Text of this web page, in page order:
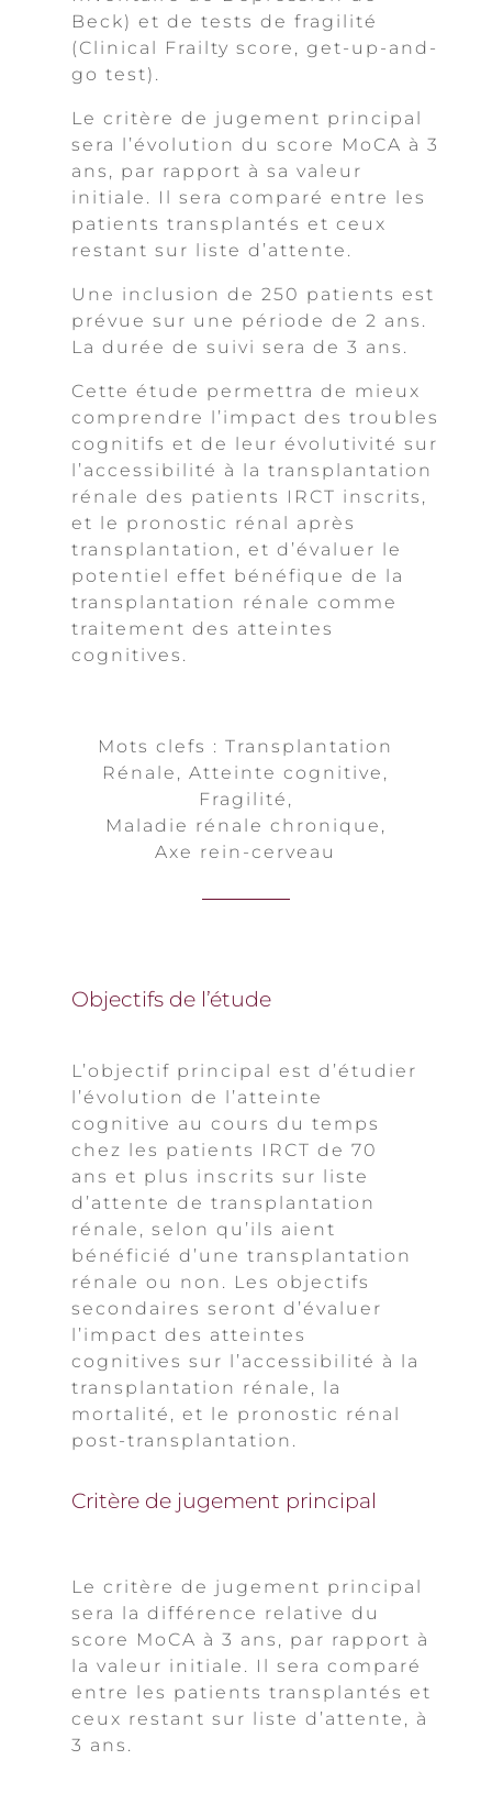
Beck) et de tests de fragilité
(Clinical Frailty score, get-up-and-
go test).
Le critère de jugement principal
sera l’évolution du score MoCA à 3
ans, par rapport à sa valeur
initiale. Il sera comparé entre les
patients transplantés et ceux
restant sur liste d’attente.
Une inclusion de 250 patients est
prévue sur une période de 2 ans.
La durée de suivi sera de 3 ans.
Cette étude permettra de mieux
comprendre l’impact des troubles
cognitifs et de leur évolutivité sur
l’accessibilité à la transplantation
rénale des patients IRCT inscrits,
et le pronostic rénal après
transplantation, et d’évaluer le
potentiel effet bénéfique de la
transplantation rénale comme
traitement des atteintes
cognitives.
Mots clefs : Transplantation
Rénale, Atteinte cognitive,
Fragilité,
Maladie rénale chronique,
Axe rein-cerveau
Objectifs de l’étude
L’objectif principal est d’étudier
l’évolution de l’atteinte
cognitive au cours du temps
chez les patients IRCT de 70
ans et plus inscrits sur liste
d’attente de transplantation
rénale, selon qu’ils aient
bénéficié d’une transplantation
rénale ou non. Les objectifs
secondaires seront d’évaluer
l’impact des atteintes
cognitives sur l’accessibilité à la
transplantation rénale, la
mortalité, et le pronostic rénal
post-transplantation.
Critère de jugement principal
Le critère de jugement principal
sera la différence relative du
score MoCA à 3 ans, par rapport à
la valeur initiale. Il sera comparé
entre les patients transplantés et
ceux restant sur liste d’attente, à
3 ans.